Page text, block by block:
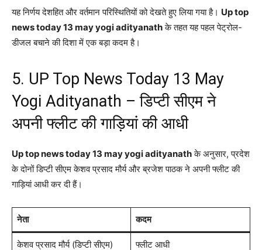
यह निर्णय देशहित और वर्तमान परिस्थितियों को देखते हुए लिया गया है। Up top
news today 13 may yogi adityanathके तहत यह पहल पेट्रोल-
डीजल बचाने की दिशा में एक बड़ा कदम है।
5. UP Top News Today 13 May
Yogi Adityanath – डिप्टी सीएम ने
अपनी फ्लीट की गाड़ियां की आधी
Up top news today 13 may yogi adityanathके अनुसार, प्रदेश
के दोनों डिप्टी सीएम केशव प्रसाद मौर्य और ब्रजेश पाठक ने अपनी फ्लीट की
गाड़ियां आधी कर दी हैं।
नेता कदम
केशव प्रसाद मौर्य (डिप्टी सीएम) फ्लीट आधी